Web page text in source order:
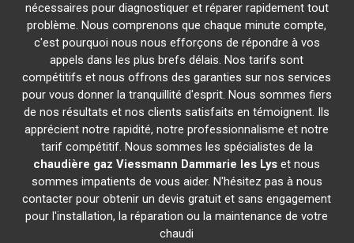
nécessaires pour diagnostiquer et réparer rapidement tout
problème. Nous comprenons que chaque minute compte,
c'est pourquoi nous nous efforçons de répondre à vos
appels dans les plus brefs délais. Nos tarifs sont
compétitifs et nous offrons des garanties sur nos services
pour vous donner la tranquillité d'esprit. Nous sommes fiers
de nos résultats et nos clients satisfaits en témoignent. Ils
apprécient notre rapidité, notre professionnalisme et notre
tarif compétitif. Nous sommes les spécialistes de la
chaudière gaz Viessmann Dammarie les Lys et nous
sommes impatients de vous aider. N'hésitez pas à nous
contacter pour obtenir un devis gratuit et sans engagement
pour l'installation, la réparation ou la maintenance de votre
chaudi